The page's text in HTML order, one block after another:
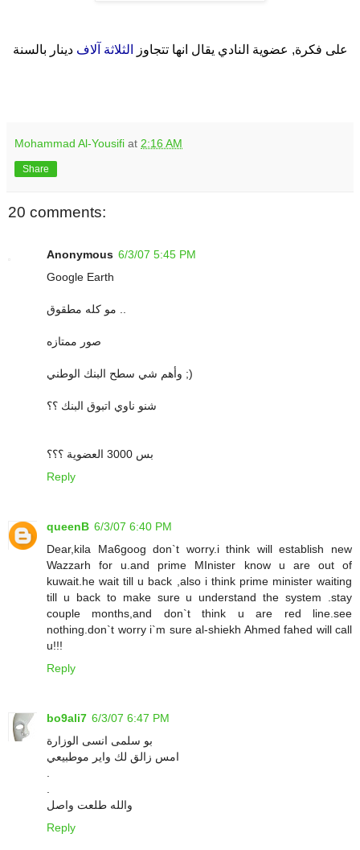
على فكرة, عضوية النادي يقال انها تتجاوز الثلاثة آلاف دينار بالسنة
Mohammad Al-Yousifi at 2:16 AM
Share
20 comments:
Anonymous 6/3/07 5:45 PM
Google Earth
صور ممتازه
وأهم شي سطح البنك الوطني ;)
شنو ناوي اتبوق البنك ؟؟
بس 3000 العضوية ؟؟؟
Reply
queenB 6/3/07 6:40 PM
Dear,kila Ma6goog don`t worry.i think will establish new
Wazzarh for u.and prime MInister know u are out of
kuwait.he wait till u back ,also i think prime minister waiting
till u back to make sure u understand the system .stay
couple months,and don`t think u are red line.see
nothing.don`t worry i`m sure al-shiekh Ahmed fahed will call
u!!!
Reply
bo9ali7 6/3/07 6:47 PM
بو سلمى انسى الوزارة
امس زالق لك واير موطبيعي
والله طلعت واصل
Reply